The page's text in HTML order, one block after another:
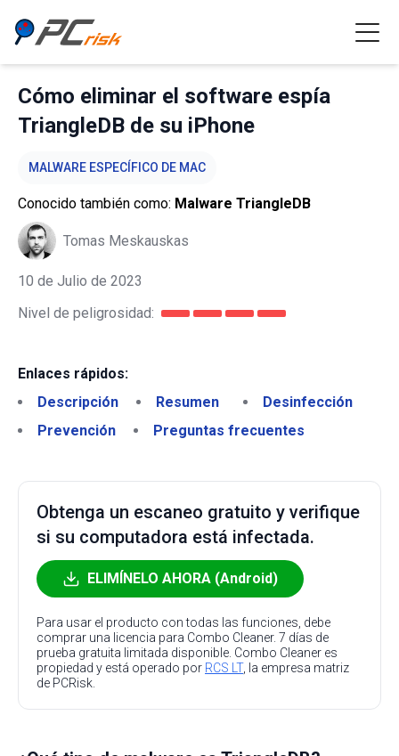
Cómo eliminar el software espía
TriangleDB de su iPhone
MALWARE ESPECÍFICO DE MAC
Conocido también como: Malware TriangleDB
Tomas Meskauskas
10 de Julio de 2023
Nivel de peligrosidad:
Enlaces rápidos:
Descripción
Resumen
Desinfección
Prevención
Preguntas frecuentes
Obtenga un escaneo gratuito y verifique
si su computadora está infectada.
ELIMÍNELO AHORA (Android)
Para usar el producto con todas las funciones, debe
comprar una licencia para Combo Cleaner. 7 días de
prueba gratuita limitada disponible. Combo Cleaner es
propiedad y está operado por RCS LT, la empresa matriz
de PCRisk.